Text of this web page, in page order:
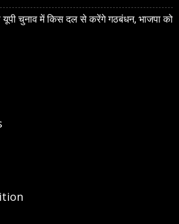
चुनाव में किस दल से करेंगे गठबंधन, भाजपा को